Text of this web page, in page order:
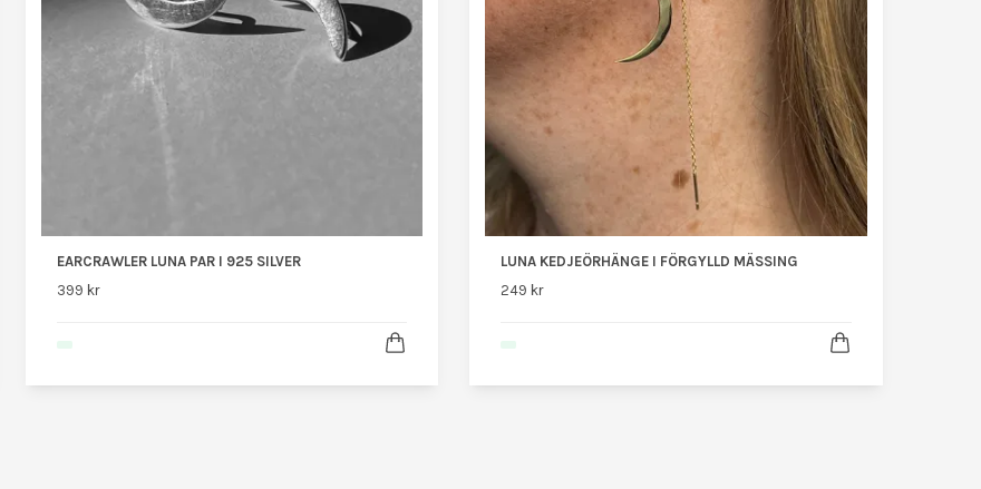
EARCRAWLER LUNA PAR I 925 SILVER
399 kr
LUNA KEDJEÖRHÄNGE I FÖRGYLLD MÄSSING
249 kr